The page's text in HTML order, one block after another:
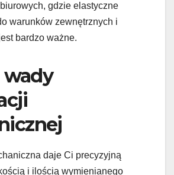
gdzie elastyczne
warunków zewnętrznych i
bardzo ważne.
wady
daje Ci precyzyjną
i ilością wymienianego